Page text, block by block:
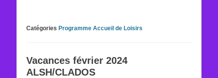
Catégories Programme Accueil de Loisirs
Vacances février 2024
ALSH/CLADOS